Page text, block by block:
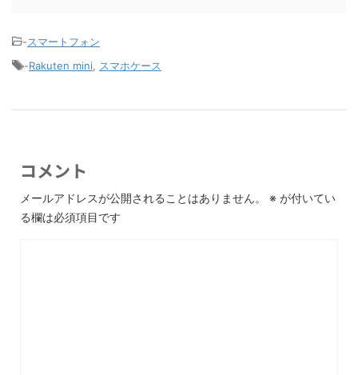
-スマートフォン
-Rakuten mini スマホケース
コメント
メールアドレスが公開されることはありません。 ※ が付いてい
る欄は必須項目です